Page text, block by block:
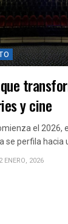
y cine
el 2026,
perfila hacia
ENERO, 2026